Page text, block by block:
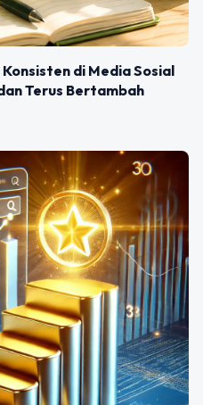
di Media Sosial
Terus Bertambah